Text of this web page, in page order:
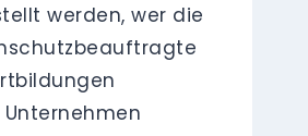
werden, wer die